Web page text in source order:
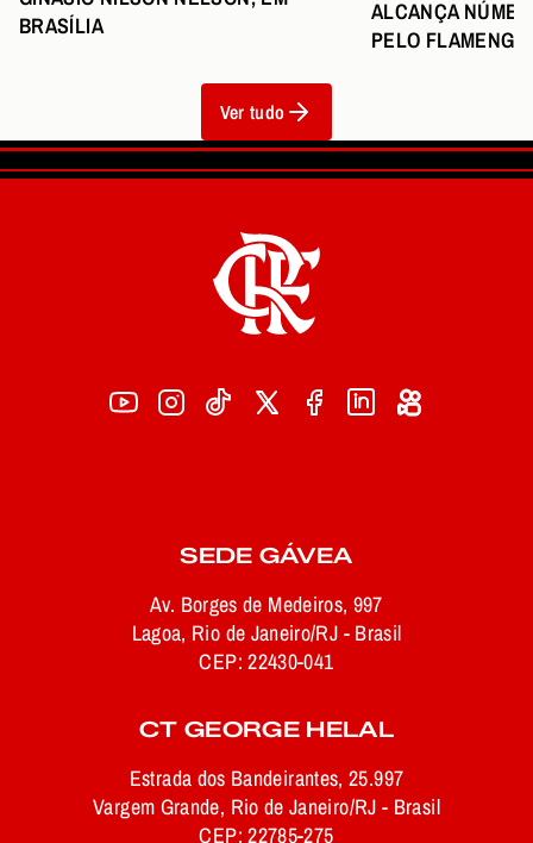
BRASÍLIA
ALCANÇA
PELO FLAMENGO
Ver tudo
SEDE GÁVEA
Av. Borges de Medeiros, 997
Lagoa, Rio de Janeiro/RJ - Brasil
CEP: 22430-041
CT GEORGE HELAL
Estrada dos Bandeirantes, 25.997
Vargem Grande, Rio de Janeiro/RJ - Brasil
CEP: 22785-275